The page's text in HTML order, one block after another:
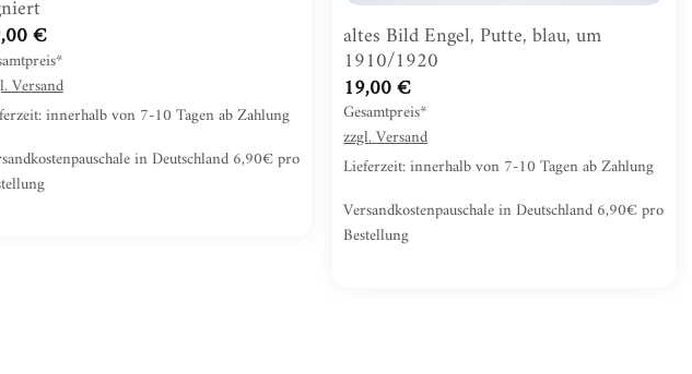
€
Versand
innerhalb von 7-10 Tagen ab Zahlung
in Deutschland 6,90€ pro
altes Bild Engel, Putte, blau, um
1910/1920
19,00€
Gesamtpreis*
zzgl.Versand
Lieferzeit: innerhalb von 7-10 Tagen ab Zahlung
Versandkostenpauschale in Deutschland 6,90€ pro
Bestellung